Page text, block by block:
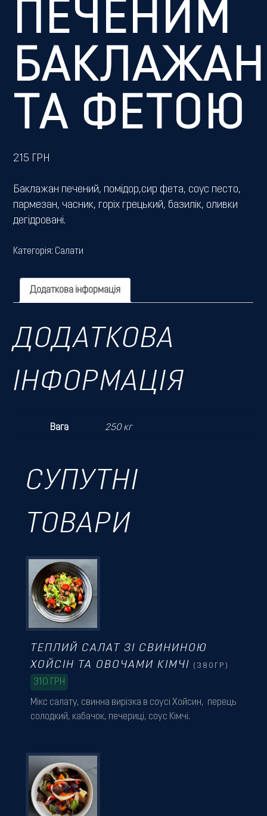
ПЕЧЕНИМ
ТА ФЕТОЮ
215 ГРН
Баклажан печений, помідор,сир фета, соус песто,
пармезан, часник, горіх грецький, базилік, оливки
дегідровані.
Категорія: Салати
Додаткова інформація
ДОДАТКОВА
ІНФОРМАЦІЯ
Вага 250 кг
СУПУТНІ
ТОВАРИ
Мікс салату, свинна вирізка в соусі Хойсин, перець
солодкий, кабачок, печериці, соус Кімчі.
ТЕПЛИЙ САЛАТ ЗІ СВИНИНОЮ
ХОЙСІН ТА ОВОЧАМИ КІМЧІ
(380ГР)
310 ГРН